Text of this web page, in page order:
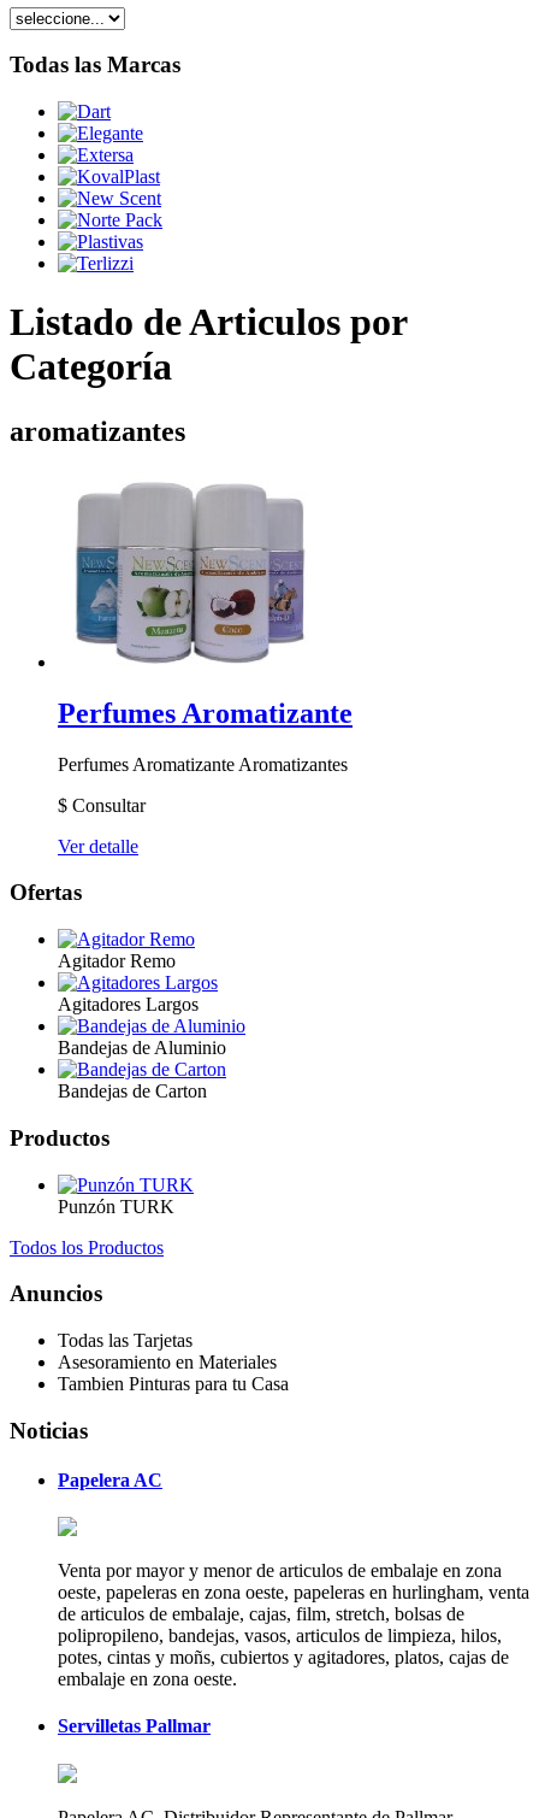
Todas las Marcas
Listado de Articulos por
Categoría
aromatizantes
Perfumes Aromatizante
Perfumes Aromatizante Aromatizantes
$ Consultar
Ver detalle
Ofertas
Agitador Remo
Agitadores Largos
Bandejas de Aluminio
Bandejas de Carton
Productos
Punzón TURK
Todos los Productos
Anuncios
Todas las Tarjetas
Asesoramiento en Materiales
Tambien Pinturas para tu Casa
Noticias
Papelera AC
Venta por mayor y menor de articulos de embalaje en zona
oeste, papeleras en zona oeste, papeleras en hurlingham, venta
de articulos de embalaje, cajas, film, stretch, bolsas de
polipropileno, bandejas, vasos, articulos de limpieza, hilos,
potes, cintas y moñs, cubiertos y agitadores, platos, cajas de
embalaje en zona oeste.
Servilletas Pallmar